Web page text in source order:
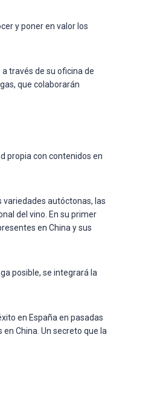
y poner en valor los
a través de su oficina de
que colaborarán
propia con contenidos en
autóctonas, las
del vino. En su primer
en China y sus
posible, se integrará la
en España en pasadas
China. Un secreto que la